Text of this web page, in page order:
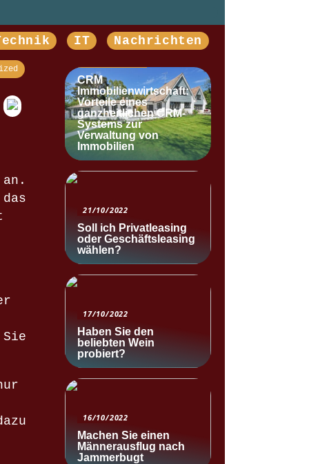
IT Nachrichten
CRM
Immobilienwirtschaft:
Vorteile eines
ganzheitlichen CRM-
Systems zur
Verwaltung von
Immobilien
21/10/2022
Soll ich Privatleasing
oder Geschäftsleasing
wählen?
17/10/2022
Haben Sie den
beliebten Wein
probiert?
16/10/2022
Machen Sie einen
Männerausflug nach
Jammerbugt